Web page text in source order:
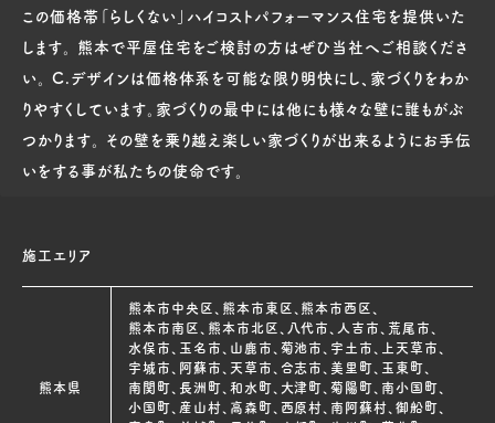
この価格帯「らしくない」ハイコストパフォーマンス住宅を提供いた
します。 熊本で平屋住宅をご検討の方はぜひ当社へご相談くださ
い。 C.デザインは価格体系を可能な限り明快にし、家づくりをわか
りやすくしています。家づくりの最中には他にも様々な壁に誰もがぶ
つかります。 その壁を乗り越え楽しい家づくりが出来るようにお手伝
いをする事が私たちの使命です。
施工エリア
熊本県
熊本市中央区、熊本市東区、熊本市西区、
熊本市南区、熊本市北区、八代市、人吉市、荒尾市、
水俣市、玉名市、山鹿市、菊池市、宇土市、上天草市、
宇城市、阿蘇市、天草市、合志市、美里町、玉東町、
南関町、長洲町、和水町、大津町、菊陽町、南小国町、
小国町、産山村、高森町、西原村、南阿蘇村、御船町、